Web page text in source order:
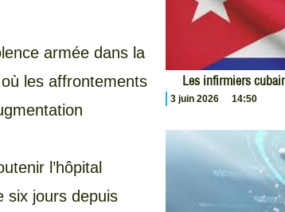
armée dans la
les affrontements
l’hôpital
six jours depuis
Les infirmiers
3 juin 2026 14:50